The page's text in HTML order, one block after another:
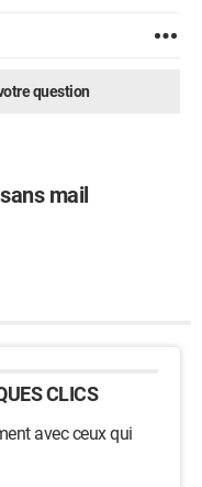
question
mail
CLICS
avec ceux qui